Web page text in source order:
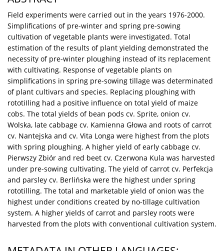
Field experiments were carried out in the years 1976-2000.
Simplifications of pre-winter and spring pre-sowing
cultivation of vegetable plants were investigated. Total
estimation of the results of plant yielding demonstrated the
necessity of pre-winter ploughing instead of its replacement
with cultivating. Response of vegetable plants on
simplifications in spring pre-sowing tillage was determinated
of plant cultivars and species. Replacing ploughing with
rototiIling had a positive influence on total yield of maize
cobs. The total yields of bean pods cv. Sprite, onion cv.
Wolska, late cabbage cv. Kamienna Głowa and roots of carrot
cv. Nantejska and cv. Vita Longa were highest from the plots
with spring ploughing. A higher yield of early cabbage cv.
Pierwszy Zbiór and red beet cv. Czerwona Kula was harvested
under pre-sowing cultivating. The yield of carrot cv. Perfekcja
and parsley cv. Berlińska were the highest under spring
rototilling. The total and marketable yield of onion was the
highest under conditions created by no-tillage cultivation
system. A higher yields of carrot and parsley roots were
harvested from the plots with conventional cultivation system.